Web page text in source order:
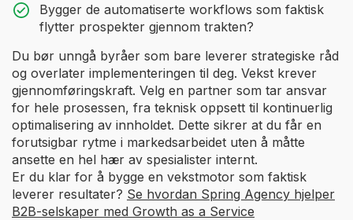
Bygger de automatiserte workflows som faktisk
flytter prospekter gjennom trakten?
Du bør unngå byråer som bare leverer strategiske råd
og overlater implementeringen til deg. Vekst krever
gjennomføringskraft. Velg en partner som tar ansvar
for hele prosessen, fra teknisk oppsett til kontinuerlig
optimalisering av innholdet. Dette sikrer at du får en
forutsigbar rytme i markedsarbeidet uten å måtte
ansette en hel hær av spesialister internt.
Er du klar for å bygge en vekstmotor som faktisk
leverer resultater? Se hvordan Spring Agency hjelper
B2B-selskaper med Growth as a Service